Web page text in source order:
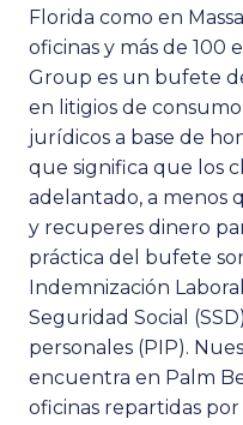
Florida como en
oficinas y más de 100
Group es un bufete
en litigios de
jurídicos a base de
que significa que los
adelantado, a menos
y recuperes dinero
práctica del bufete
Indemnización Laboral
Seguridad Social (SSD)
personales (PIP).
encuentra en Palm
oficinas repartidas